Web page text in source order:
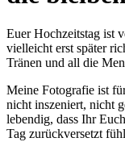
Euer Hochzeitstag ist
vielleicht erst später
Tränen und all die
Meine Fotografie ist
nicht inszeniert, nicht
lebendig, dass Ihr
Tag zurückversetzt